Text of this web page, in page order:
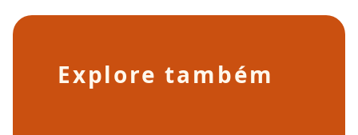
Explore também